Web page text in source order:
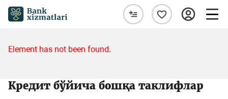
Element has not been found.
Кредит бўйича бошқа таклифлар